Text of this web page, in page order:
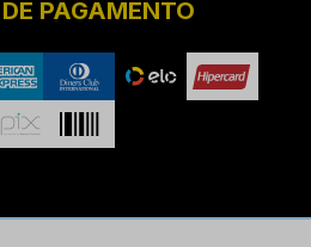
PAGAMENTO